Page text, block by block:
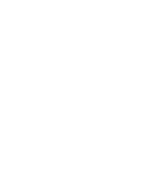
de luxe abrite en outre
et un bar /